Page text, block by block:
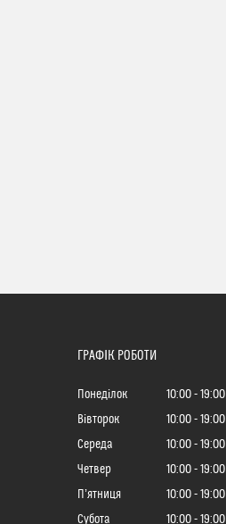
ГРАФІК РОБОТИ
Понеділок 10:00
19:00
Вівторок
10:00
19:00
Середа
10:00
19:00
Четвер
10:00
19:00
Пʼятниця
10:00
19:00
Субота
10:00 19:00